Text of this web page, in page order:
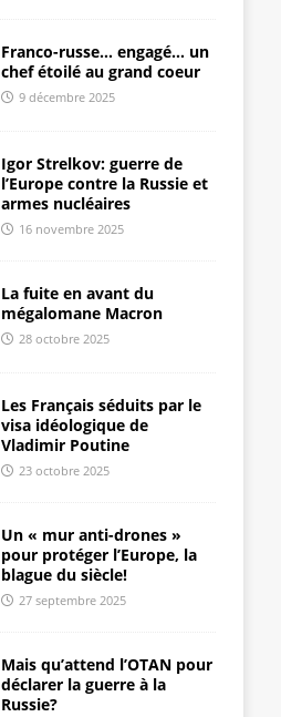
Franco-russe… engagé… un
chef étoilé au grand coeur
9 décembre 2025
Igor Strelkov: guerre de
l’Europe contre la Russie et
armes nucléaires
16 novembre 2025
La fuite en avant du
mégalomane Macron
28 octobre 2025
Les Français séduits par le
visa idéologique de
Vladimir Poutine
23 octobre 2025
Un « mur anti-drones »
pour protéger l’Europe, la
blague du siècle!
27 septembre 2025
Mais qu’attend l’OTAN pour
déclarer la guerre à la
Russie?